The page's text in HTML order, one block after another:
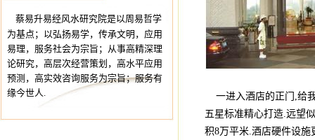
蔡易升易经风水研究院是以周易哲学
为基点；以弘扬易学，传承文明，应用
易理，服务社会为宗旨；从事高精深理
论研究，高层次经营策划，高水平应用
预测，高实效咨询服务为宗旨；服务有
缘今世人.
一进入酒店的正门,给
五星标准精心打造.远望
积8万平米.酒店硬件设施